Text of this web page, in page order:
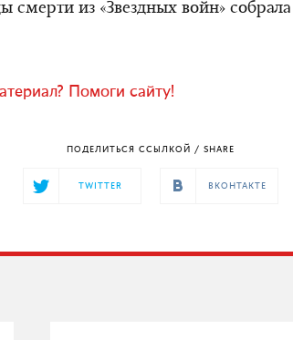
смерти из «Звездных войн» собрала
Помоги сайту!
ПОДЕЛИТЬСЯ ССЫЛКОЙ / SHARE
TWITTER ВКОНТАКТЕ